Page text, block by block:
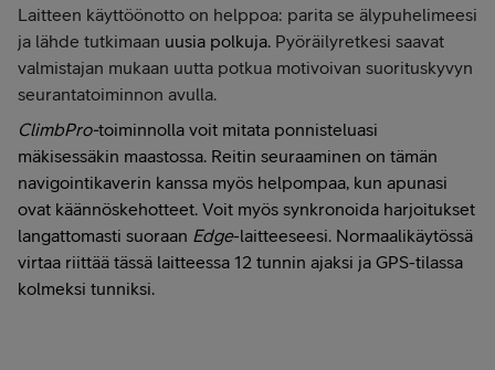
Laitteen käyttöönotto on helppoa: parita se älypuhelimeesi
ja lähde tutkimaan uusia polkuja. Pyöräilyretkesi saavat
valmistajan mukaan uutta potkua motivoivan suorituskyvyn
seurantatoiminnon avulla.
ClimbPro-toiminnolla voit mitata ponnisteluasi
mäkisessäkin maastossa. Reitin seuraaminen on tämän
navigointikaverin kanssa myös helpompaa, kun apunasi
ovat käännöskehotteet. Voit myös synkronoida harjoitukset
langattomasti suoraan Edge-laitteeseesi. Normaalikäytössä
virtaa riittää tässä laitteessa 12 tunnin ajaksi ja GPS-tilassa
kolmeksi tunniksi.